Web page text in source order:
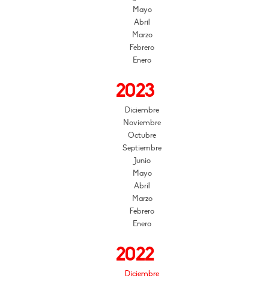
Mayo
Abril
Marzo
Febrero
Enero
2023
Diciembre
Noviembre
Octubre
Septiembre
Junio
Mayo
Abril
Marzo
Febrero
Enero
2022
Diciembre